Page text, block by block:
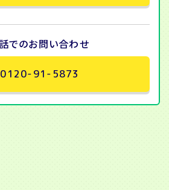
でのお問い合わせ
0120-91-5873